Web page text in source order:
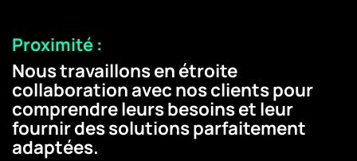
Proximité :
Nous travaillons en étroite
collaboration avec nos clients pour
comprendre leurs besoins et leur
fournir des solutions parfaitement
adaptées.